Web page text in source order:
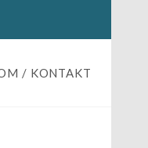
/ KONTAKT